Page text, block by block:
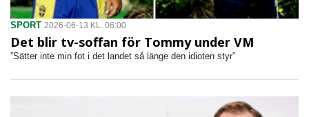
SPORT 2026-06-13 KL. 06:00
Det blir tv-soffan för Tommy under VM
”Sätter inte min fot i det landet så länge den idioten styr”